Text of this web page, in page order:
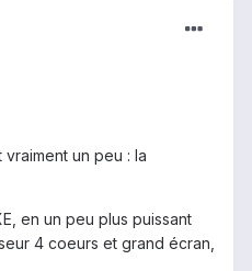
un peu : la
en un peu plus puissant
4 coeurs et grand écran,